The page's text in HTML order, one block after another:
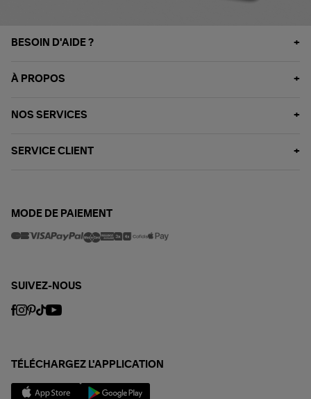
BESOIN D'AIDE ?
À PROPOS
NOS SERVICES
SERVICE CLIENT
MODE DE PAIEMENT
SUIVEZ-NOUS
TÉLÉCHARGEZ L'APPLICATION